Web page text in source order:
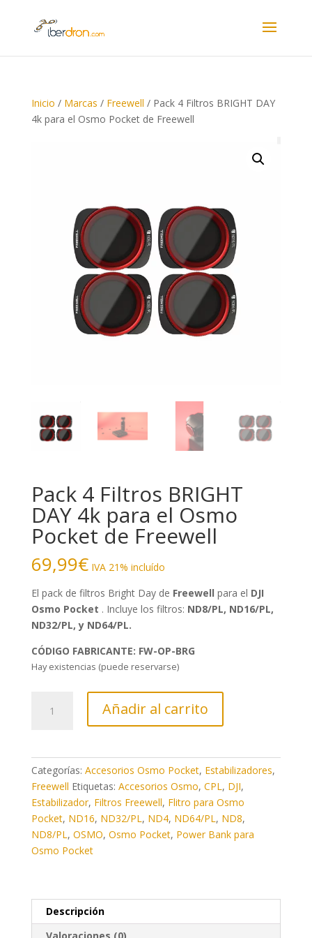
Inicio / Marcas / Freewell / Pack 4 Filtros BRIGHT DAY
4k para el Osmo Pocket de Freewell
Pack 4 Filtros BRIGHT
DAY 4k para el Osmo
Pocket de Freewell
69,99€ IVA 21% incluído
El pack de filtros Bright Day de Freewell para el DJI
Osmo Pocket . Incluye los filtros: ND8/PL, ND16/PL,
ND32/PL, y ND64/PL.
CÓDIGO FABRICANTE: FW-OP-BRG
Hay existencias (puede reservarse)
Añadir al carrito
Categorías: Accesorios Osmo Pocket, Estabilizadores,
Freewell Etiquetas: Accesorios Osmo, CPL, DJI,
Estabilizador, Filtros Freewell, Flitro para Osmo
Pocket, ND16, ND32/PL, ND4, ND64/PL, ND8,
ND8/PL, OSMO, Osmo Pocket, Power Bank para
Osmo Pocket
Descripción